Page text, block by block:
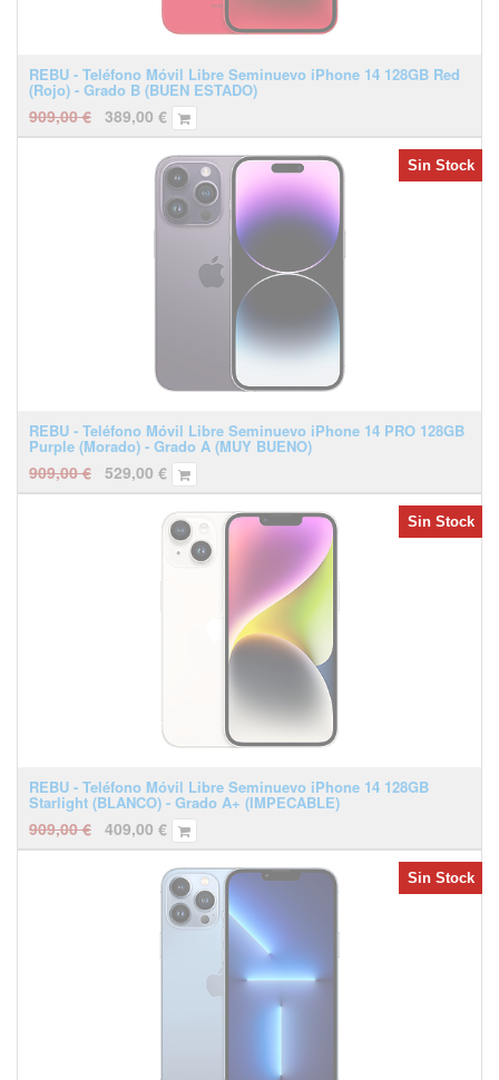
REBU - Teléfono Móvil Libre Seminuevo iPhone 14 128GB Red
(Rojo) - Grado B (BUEN ESTADO)
909,00€ 389,00 €
REBU - Teléfono Móvil Libre Seminuevo iPhone 14 PRO 128GB
Purple (Morado) - Grado A (MUY BUENO)
909,00€ 529,00 €
Sin Stock
REBU - Teléfono Móvil Libre Seminuevo iPhone 14 128GB
Starlight (BLANCO) - Grado A+ (IMPECABLE)
909,00€ 409,00 €
Sin Stock
Sin Stock